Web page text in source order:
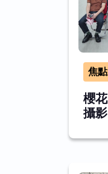
焦
櫻
攝